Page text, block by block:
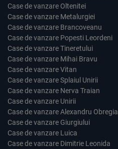
Case de vanzare Oltenitei
Case de vanzare Metalurgiei
Case de vanzare Brancoveanu
Case de vanzare Popesti Leordeni
Case de vanzare Tineretului
Case de vanzare Mihai Bravu
Case de vanzare Vitan
Case de vanzare Splaiul Unirii
Case de vanzare Nerva Traian
Case de vanzare Unirii
Case de vanzare Alexandru Obregia
Case de vanzare Giurgiului
Case de vanzare Luica
Case de vanzare Dimitrie Leonida